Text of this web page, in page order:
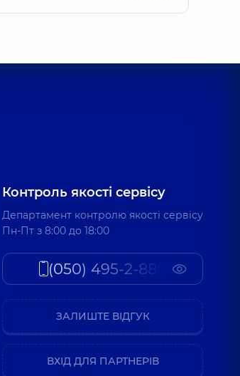
18 років досвіду
Контроль якості сервісу
Департамент контролю якості сервісу
Пн-Пт з 8:00 до 18:00
(050) 495-2-888
ЗАЛИШТЕ ВІДГУК
ВХІД ДЛЯ ПАРТНЕРІВ